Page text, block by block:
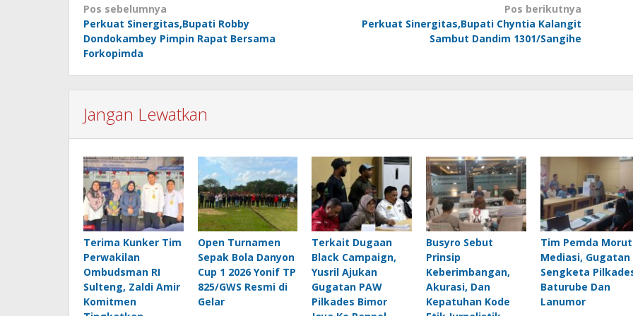
Navigasi
pos
Pos sebelumnya
Perkuat Sinergitas,Bupati Robby
Dondokambey Pimpin Rapat Bersama
Forkopimda
Pos berikutnya
Perkuat Sinergitas,Bupati Chyntia Kalangit
Sambut Dandim 1301/Sangihe
Jangan Lewatkan
Terima Kunker Tim
Perwakilan
Ombudsman RI
Sulteng, Zaldi Amir
Komitmen
Open Turnamen
Sepak Bola Danyon
Cup 1 2026 Yonif TP
825/GWS Resmi di
Gelar
Terkait Dugaan
Black Campaign,
Yusril Ajukan
Gugatan PAW
Pilkades Bimor
Busyro Sebut
Prinsip
Keberimbangan,
Akurasi, Dan
Kepatuhan Kode
Tim Pemda Morut
Mediasi, Gugatan
Sengketa
Baturube Dan
Lanumor